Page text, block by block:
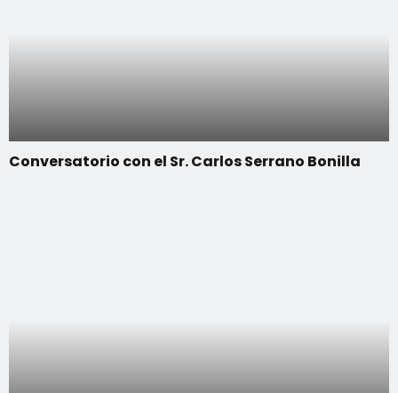
Conversatorio con el Sr. Carlos Serrano Bonilla